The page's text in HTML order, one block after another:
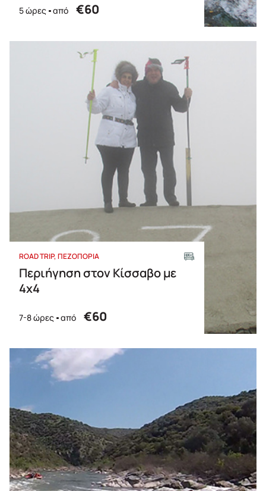
5 ώρες από €60
ROAD TRIP ΠΕΖΟΠΟΡΙΑ
Περιήγηση στον Κίσσαβο με
4x4
7-8 ώρες από €60